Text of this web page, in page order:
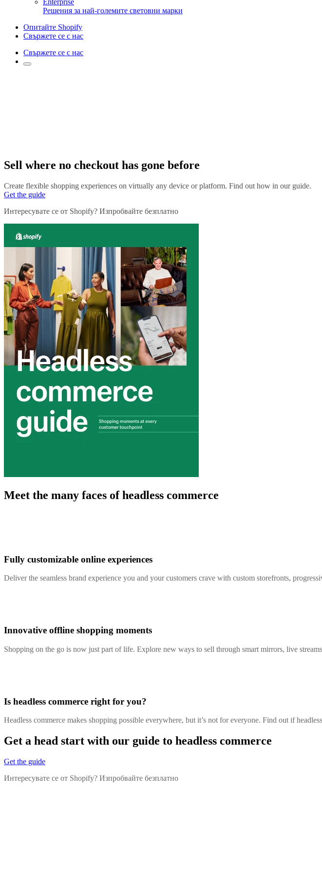
Enterprise
Решения за най-големите световни марки
Опитайте Shopify
Свържете се с нас
Свържете се с нас
Sell where no checkout has gone before
Create flexible shopping experiences on virtually any device or platform. Find out how in our guide.
Get the guide
Интересувате се от Shopify? Изпробвайте безплатно
Meet the many faces of headless commerce
Fully customizable online experiences
Deliver the seamless brand experience you and your customers crave with custom storefronts,
Innovative offline shopping moments
Shopping on the go is now just part of life. Explore new ways to sell through smart mirrors, live
Is headless commerce right for you?
Headless commerce makes shopping possible everywhere, but it’s not for everyone. Find out if
Get a head start with our guide to headless commerce
Get the guide
Интересувате се от Shopify? Изпробвайте безплатно